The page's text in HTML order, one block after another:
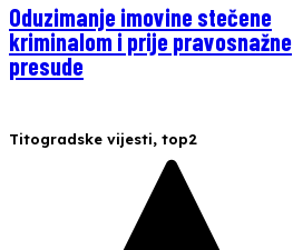
Oduzimanje imovine stečene
kriminalom i prije pravosnažne
presude
Titogradske vijesti, top2